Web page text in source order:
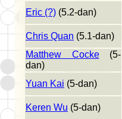
Eric (?) (5.2-dan)
Chris Quan (5.1-dan)
Matthew Cocke(5-
dan)
Yuan Kai (5-dan)
Keren Wu (5-dan)